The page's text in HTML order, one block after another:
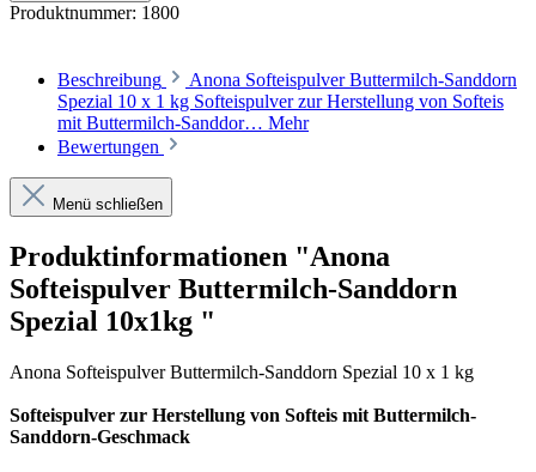
Produktnummer: 1800
Beschreibung
Anona Softeispulver Buttermilch-Sanddorn
Spezial 10 x 1 kg Softeispulver zur Herstellung von Softeis
mit Buttermilch-Sanddor… Mehr
Bewertungen
Menü schließen
Produktinformationen "Anona
Softeispulver Buttermilch-Sanddorn
Spezial 10x1kg "
Anona Softeispulver Buttermilch-Sanddorn Spezial 10 x 1 kg
Softeispulver zur Herstellung von Softeis mit Buttermilch-
Sanddorn-Geschmack